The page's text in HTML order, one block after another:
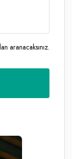
aranacaksınız.